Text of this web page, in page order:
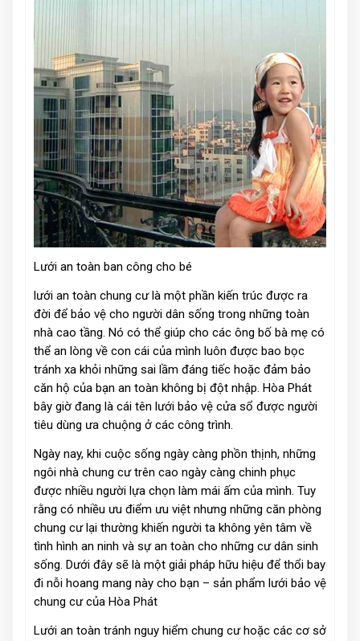
Lưới an toàn ban công cho bé
lưới an toàn chung cư là một phần kiến trúc được ra
đời để bảo vệ cho người dân sống trong những toàn
nhà cao tầng. Nó có thể giúp cho các ông bố bà mẹ có
thể an lòng về con cái của mình luôn được bao bọc
tránh xa khỏi những sai lầm đáng tiếc hoặc đảm bảo
căn hộ của bạn an toàn không bị đột nhập. Hòa Phát
bây giờ đang là cái tên lưới bảo vệ cửa sổ được người
tiêu dùng ưa chuộng ở các công trình.
Ngày nay, khi cuộc sống ngày càng phồn thịnh, những
ngôi nhà chung cư trên cao ngày càng chinh phục
được nhiều người lựa chọn làm mái ấm của mình. Tuy
rằng có nhiều ưu điểm ưu việt nhưng những căn phòng
chung cư lại thường khiến người ta không yên tâm về
tình hình an ninh và sự an toàn cho những cư dân sinh
sống. Dưới đây sẽ là một giải pháp hữu hiệu để thổi bay
đi nỗi hoang mang này cho bạn – sản phẩm lưới bảo vệ
chung cư của Hòa Phát
Lưới an toàn tránh nguy hiểm chung cư hoặc các cơ sở